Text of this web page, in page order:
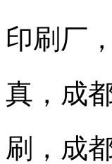
印刷厂
真，成
刷，成